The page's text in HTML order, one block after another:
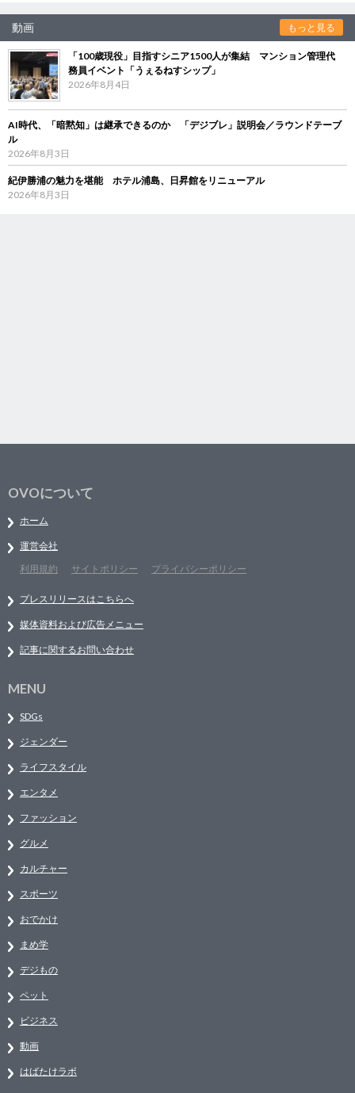
動画 もっと見る
「100歳現役」目指すシニア1500人が集結 マンション管理代
務員イベント「うぇるねすシップ」
2026年8月4日
AI時代、「暗黙知」は継承できるのか 「デジブレ」説明会／ラウンドテーブ
ル
2026年8月3日
紀伊勝浦の魅力を堪能 ホテル浦島、日昇館をリニューアル
2026年8月3日
OVOについて
ホーム
運営会社
利用規約
サイトポリシー プライバシーポリシー
プレスリリースはこちらへ
媒体資料および広告メニュー
記事に関するお問い合わせ
MENU
SDGs
ジェンダー
ライフスタイル
エンタメ
ファッション
グルメ
カルチャー
スポーツ
おでかけ
まめ学
デジもの
ペット
ビジネス
動画
はばたけラボ